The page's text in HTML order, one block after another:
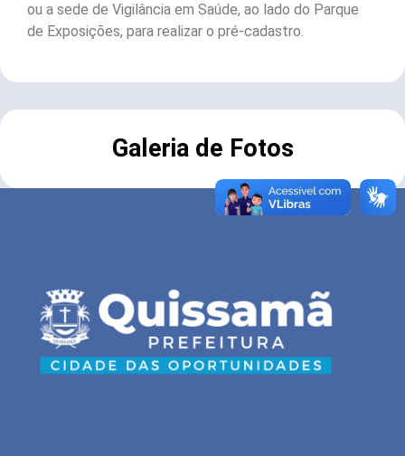
ou a sede de Vigilância em Saúde, ao lado do Parque
de Exposições, para realizar o pré-cadastro.
Galeria de Fotos